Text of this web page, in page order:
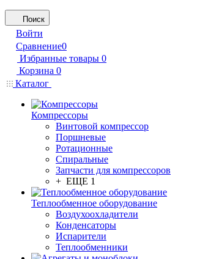
Поиск
Войти
Сравнение0
Избранные товары 0
Корзина 0
Каталог
Компрессоры
Винтовой компрессор
Поршневые
Ротационные
Спиральные
Запчасти для компрессоров
+ ЕЩЕ 1
Теплообменное оборудование
Воздухоохладители
Конденсаторы
Испарители
Теплообменники